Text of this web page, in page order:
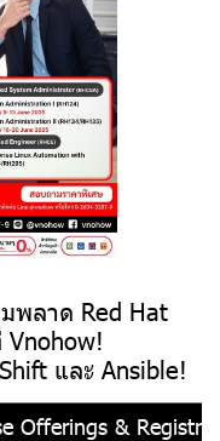
พลาด Red Hat
และ Ansible!
Offerings &